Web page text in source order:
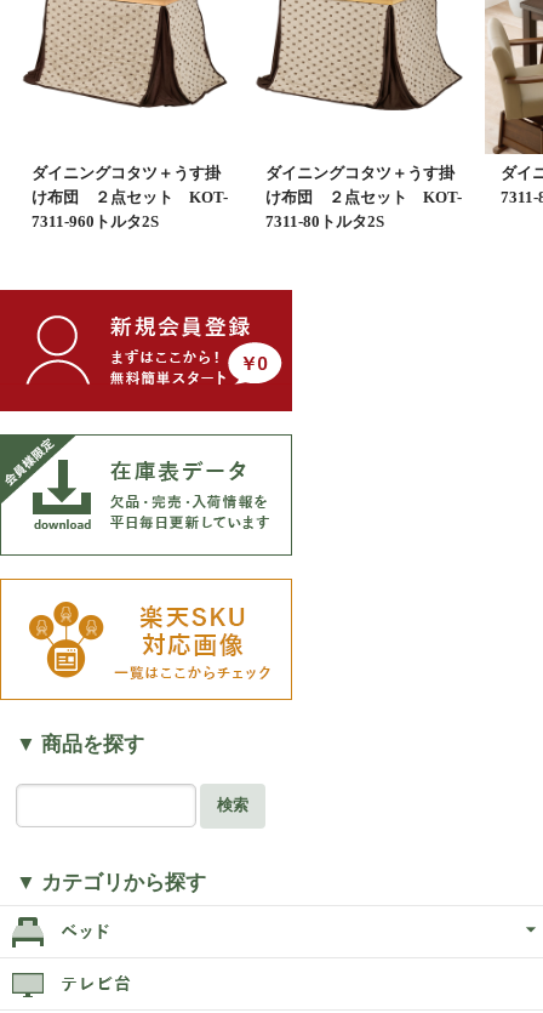
ダイニングコタツ＋うす掛
け布団 ２点セット KOT-
7311-960トルタ2S
ダイニングコタツ＋うす掛
け布団 ２点セット KOT-
7311-80トルタ2S
ダイ
7311-
▼ 商品を探す
検索
▼ カテゴリから探す